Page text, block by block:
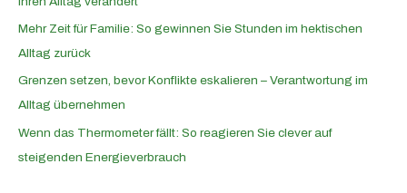
Mehr Zeit für Familie: So gewinnen Sie Stunden im hektischen
Alltag zurück
Grenzen setzen, bevor Konflikte eskalieren – Verantwortung im
Alltag übernehmen
Wenn das Thermometer fällt: So reagieren Sie clever auf
steigenden Energieverbrauch